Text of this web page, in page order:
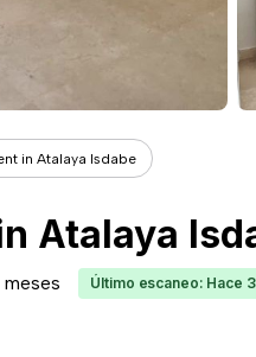
in Atalaya Isdabe
Atalaya
meses Último escaneo: Hace